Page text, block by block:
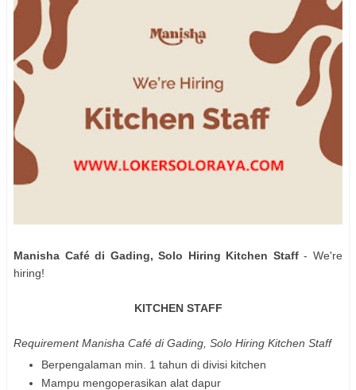
Manisha Café di Gading, Solo Hiring Kitchen Staff- We're
hiring!
KITCHEN STAFF
RequirementManisha Café di Gading, Solo Hiring Kitchen Staff
Berpengalaman min. 1 tahun di divisi kitchen
Mampu mengoperasikan alat dapur